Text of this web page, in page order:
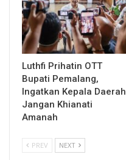
Luthfi Prihatin OTT
Bupati Pemalang,
Ingatkan Kepala Daerah
Jangan Khianati
Amanah
PREV NEXT